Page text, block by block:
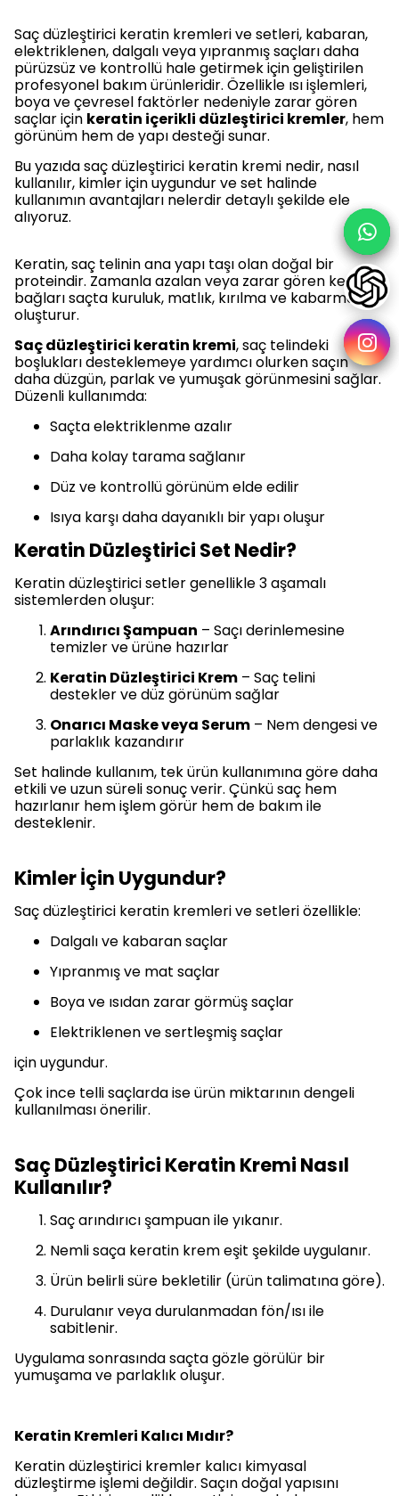
Saç düzleştirici keratin kremleri ve setleri, kabaran,
elektriklenen, dalgalı veya yıpranmış saçları daha
pürüzsüz ve kontrollü hale getirmek için geliştirilen
profesyonel bakım ürünleridir. Özellikle ısı işlemleri,
boya ve çevresel faktörler nedeniyle zarar gören
saçlar için keratin içerikli düzleştirici kremler, hem
görünüm hem de yapı desteği sunar.
Bu yazıda saç düzleştirici keratin kremi nedir, nasıl
kullanılır, kimler için uygundur ve set halinde
kullanımın avantajları nelerdir detaylı şekilde ele
alıyoruz.
Keratin, saç telinin ana yapı taşı olan doğal bir
proteindir. Zamanla azalan veya zarar gören keratin
bağları saçta kuruluk, matlık, kırılma ve kabarma
oluşturur.
Saç düzleştirici keratin kremi, saç telindeki
boşlukları desteklemeye yardımcı olurken saçın
daha düzgün, parlak ve yumuşak görünmesini sağlar.
Düzenli kullanımda:
Saçta elektriklenme azalır
Daha kolay tarama sağlanır
Düz ve kontrollü görünüm elde edilir
Isıya karşı daha dayanıklı bir yapı oluşur
Keratin Düzleştirici Set Nedir?
Keratin düzleştirici setler genellikle 3 aşamalı
sistemlerden oluşur:
Arındırıcı Şampuan – Saçı derinlemesine
temizler ve ürüne hazırlar
Keratin Düzleştirici Krem – Saç telini
destekler ve düz görünüm sağlar
Onarıcı Maske veya Serum – Nem dengesi ve
parlaklık kazandırır
Set halinde kullanım, tek ürün kullanımına göre daha
etkili ve uzun süreli sonuç verir. Çünkü saç hem
hazırlanır hem işlem görür hem de bakım ile
desteklenir.
Kimler İçin Uygundur?
Saç düzleştirici keratin kremleri ve setleri özellikle:
Dalgalı ve kabaran saçlar
Yıpranmış ve mat saçlar
Boya ve ısıdan zarar görmüş saçlar
Elektriklenen ve sertleşmiş saçlar
için uygundur.
Çok ince telli saçlarda ise ürün miktarının dengeli
kullanılması önerilir.
Saç Düzleştirici Keratin Kremi Nasıl
Kullanılır?
Saç arındırıcı şampuan ile yıkanır.
Nemli saça keratin krem eşit şekilde uygulanır.
Ürün belirli süre bekletilir (ürün talimatına göre).
Durulanır veya durulanmadan fön/ısı ile
sabitlenir.
Uygulama sonrasında saçta gözle görülür bir
yumuşama ve parlaklık oluşur.
Keratin Kremleri Kalıcı Mıdır?
Keratin düzleştirici kremler kalıcı kimyasal
düzleştirme işlemi değildir. Saçın doğal yapısını